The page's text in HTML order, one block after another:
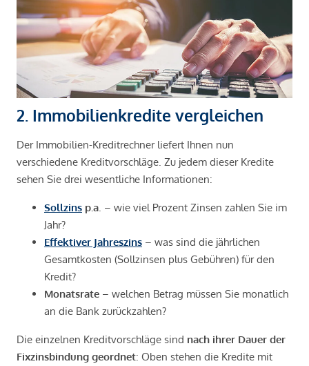
2. Immobilienkredite vergleichen
Der Immobilien-Kreditrechner liefert Ihnen nun
verschiedene Kreditvorschläge. Zu jedem dieser Kredite
sehen Sie drei wesentliche Informationen:
Sollzins p.a . – wie viel Prozent Zinsen zahlen Sie im
Jahr?
Effektiver Jahreszins – was sind die jährlichen
Gesamtkosten (Sollzinsen plus Gebühren) für den
Kredit?
Monatsrate – welchen Betrag müssen Sie monatlich
an die Bank zurückzahlen?
Die einzelnen Kreditvorschläge sind nach ihrer Dauer der
Fixzinsbindung geordnet: Oben stehen die Kredite mit